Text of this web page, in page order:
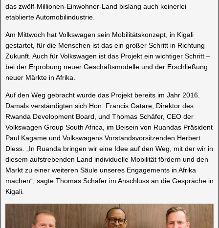
das zwölf-Millionen-Einwohner-Land bislang auch keinerlei
etablierte Automobilindustrie.
Am Mittwoch hat Volkswagen sein Mobilitätskonzept, in Kigali
gestartet, für die Menschen ist das ein großer Schritt in Richtung
Zukunft. Auch für Volkswagen ist das Projekt ein wichtiger Schritt –
bei der Erprobung neuer Geschäftsmodelle und der Erschließung
neuer Märkte in Afrika.
Auf den Weg gebracht wurde das Projekt bereits im Jahr 2016.
Damals verständigten sich Hon. Francis Gatare, Direktor des
Rwanda Development Board, und Thomas Schäfer, CEO der
Volkswagen Group South Africa, im Beisein von Ruandas Präsident
Paul Kagame und Volkswagens Vorstandsvorsitzenden Herbert
Diess. „In Ruanda bringen wir eine Idee auf den Weg, mit der wir in
diesem aufstrebenden Land individuelle Mobilität fördern und den
Markt zu einer weiteren Säule unseres Engagements in Afrika
machen“, sagte Thomas Schäfer im Anschluss an die Gespräche in
Kigali.